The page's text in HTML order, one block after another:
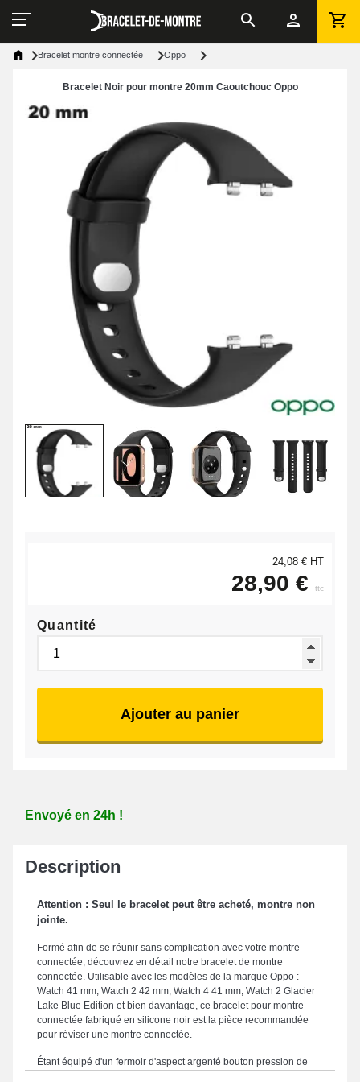
Bracelet montre connectée Oppo
Bracelet Noir pour montre 20mm Caoutchouc Oppo
24,08 € HT
28,90 € ttc
Quantité
Ajouter au panier
Envoyé en 24h !
Description
Attention : Seul le bracelet peut être acheté, montre non
jointe.
Formé afin de se réunir sans complication avec votre montre
connectée, découvrez en détail notre bracelet de montre
connectée. Utilisable avec les modèles de la marque Oppo :
Watch 41 mm, Watch 2 42 mm, Watch 4 41 mm, Watch 2 Glacier
Lake Blue Edition et bien davantage, ce bracelet pour montre
connectée fabriqué en silicone noir est la pièce recommandée
pour réviser une montre connectée.
Étant équipé d'un fermoir d'aspect argenté bouton pression de